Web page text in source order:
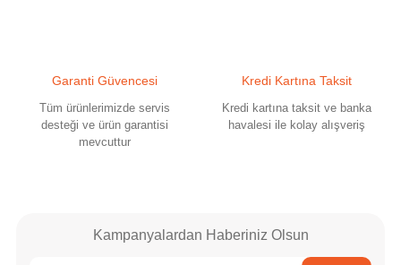
Garanti Güvencesi
Tüm ürünlerimizde servis
desteği ve ürün garantisi
mevcuttur
Kredi Kartına Taksit
Kredi kartına taksit ve banka
havalesi ile kolay alışveriş
Kampanyalardan Haberiniz Olsun